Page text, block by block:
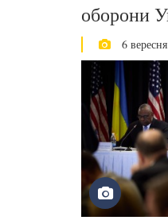
оборони
6